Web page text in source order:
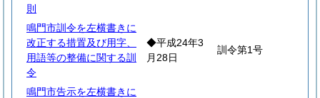
則
鳴門市訓令を左横書きに
改正する措置及び用字、
用語等の整備に関する訓
令
◆平成24年3
月28日
訓令第1号
鳴門市告示を左横書きに